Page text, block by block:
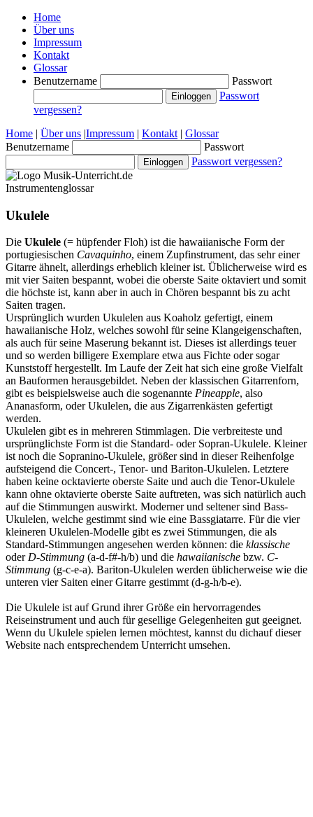
Home
Über uns
Impressum
Kontakt
Glossar
Benutzername
Passwort
Passwort
vergessen?
Home | Über uns |Impressum | Kontakt | Glossar
Benutzername
Passwort
Passwort vergessen?
Instrumentenglossar
Ukulele
Die Ukulele (= hüpfender Floh) ist die hawaiianische Form der
portugiesischen Cavaquinho, einem Zupfinstrument, das sehr einer
Gitarre ähnelt, allerdings erheblich kleiner ist. Üblicherweise wird es
mit vier Saiten bespannt, wobei die oberste Saite oktaviert und somit
die höchste ist, kann aber in auch in Chören bespannt bis zu acht
Saiten tragen.
Ursprünglich wurden Ukulelen aus Koaholz gefertigt, einem
hawaiianische Holz, welches sowohl für seine Klangeigenschaften,
als auch für seine Maserung bekannt ist. Dieses ist allerdings teuer
und so werden billigere Exemplare etwa aus Fichte oder sogar
Kunststoff hergestellt. Im Laufe der Zeit hat sich eine große Vielfalt
an Bauformen herausgebildet. Neben der klassischen Gitarrenforn,
gibt es beispielsweise auch die sogenannte Pineapple, also
Ananasform, oder Ukulelen, die aus Zigarrenkästen gefertigt
werden.
Ukulelen gibt es in mehreren Stimmlagen. Die verbreiteste und
ursprünglichste Form ist die Standard- oder Sopran-Ukulele. Kleiner
ist noch die Sopranino-Ukulele, größer sind in dieser Reihenfolge
aufsteigend die Concert-, Tenor- und Bariton-Ukulelen. Letztere
haben keine ocktavierte oberste Saite und auch die Tenor-Ukulele
kann ohne oktavierte oberste Saite auftreten, was sich natürlich auch
auf die Stimmungen auswirkt. Moderner und seltener sind Bass-
Ukulelen, welche gestimmt sind wie eine Bassgiatarre. Für die vier
kleineren Ukulelen-Modelle gibt es zwei Stimmungen, die als
Standard-Stimmungen angesehen werden können: die klassische
oderD-Stimmung (a-d-f#-h/b) und die hawaiianische bzw. C-
Stimmung (g-c-e-a). Bariton-Ukulelen werden üblicherweise wie die
unteren vier Saiten einer Gitarre gestimmt (d-g-h/b-e).
Die Ukulele ist auf Grund ihrer Größe ein hervorragendes
Reiseinstrument und auch für gesellige Gelegenheiten gut geeignet.
Wenn du Ukulele spielen lernen möchtest, kannst du dichauf dieser
Website nach entsprechendem Unterricht umsehen.